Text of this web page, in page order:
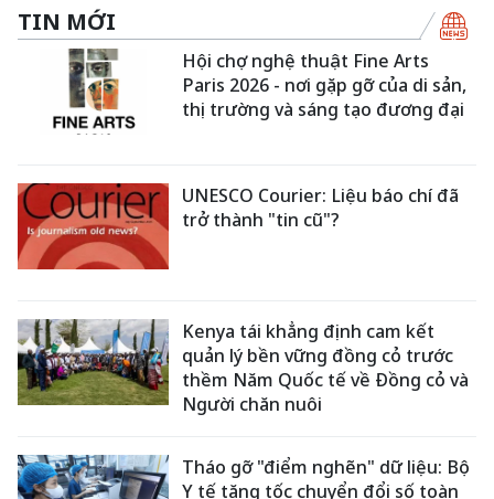
TIN MỚI
Hội chợ nghệ thuật Fine Arts
Paris 2026 - nơi gặp gỡ của di sản,
thị trường và sáng tạo đương đại
UNESCO Courier: Liệu báo chí đã
trở thành "tin cũ"?
Kenya tái khẳng định cam kết
quản lý bền vững đồng cỏ trước
thềm Năm Quốc tế về Đồng cỏ và
Người chăn nuôi
Tháo gỡ "điểm nghẽn" dữ liệu: Bộ
Y tế tăng tốc chuyển đổi số toàn